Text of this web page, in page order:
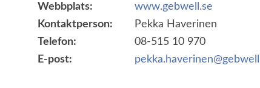
Webbplats:
www.gebwell.se
Kontaktperson:
Pekka Haverinen
Telefon:
08-515 10 970
E-post: